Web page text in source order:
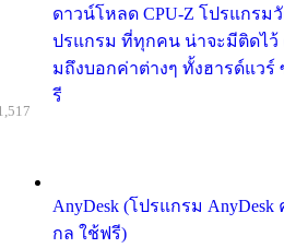
ดาวน์โหลด CPU-Z โปรแกรม
ปรแกรม ที่ทุกคน น่าจะมีติดไว้
มถึงบอกค่าต่างๆ ทั้งฮารด์แวร์
รี
AnyDesk (โปรแกรม
กล ใช้ฟรี)